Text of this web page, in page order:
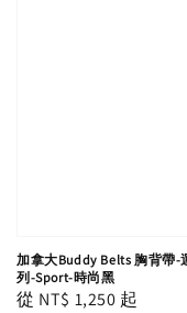
加拿大Buddy Belts 胸背帶-
列-Sport-時尚黑
Regular
從 NT$ 1,250 起